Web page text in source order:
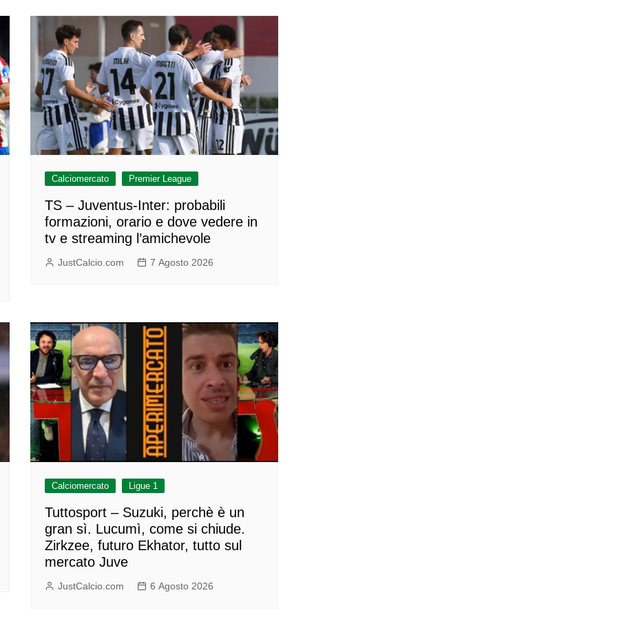
Calciomercato Premier League
TS – Juventus-Inter: probabili
formazioni, orario e dove vedere in
tv e streaming l’amichevole
JustCalcio.com 7 Agosto 2026
Calciomercato Ligue 1
Tuttosport – Suzuki, perchè è un
gran sì. Lucumì, come si chiude.
Zirkzee, futuro Ekhator, tutto sul
mercato Juve
JustCalcio.com 6 Agosto 2026